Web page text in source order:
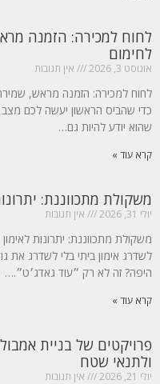
לחוח למכירה: הזמנה
לחימום
אוגוסט 3, 2026 אין תגובות
לחוח למכירה: הזמנה מראש,
כדי שהביס הראשון יעשה לכם
שהוא יודע להיות גם…
קרא עוד »
משקולת מתכווננת:
יולי 31, 2026 אין תגובות
משקולת מתכווננת: יתרונות
לשדרג אימון ביתי בלי לשדרג את
היפה? זה לא רק ״עוד גאדג׳ט״.…
קרא עוד »
פרויקטים של בניית
ולתנאי שטח
יולי 21, 2026 אין תגובות